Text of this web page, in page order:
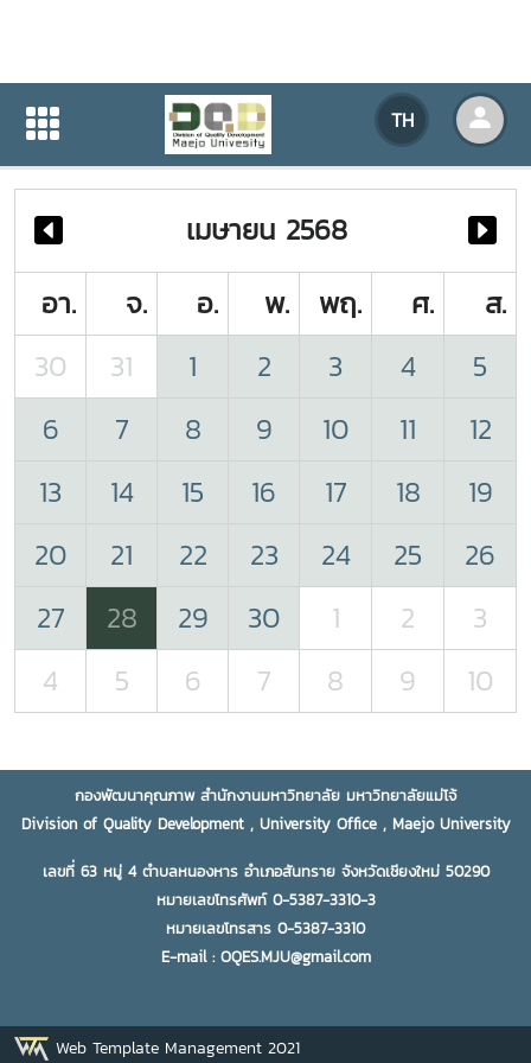
TH
ปฏิทินกิจกรรมของหน่วยงาน
ปฏิทินกิจกรรมของหน่วยงาน
เมษายน 2568
อา.
จ. อ. พ. พฤ. ศ.
ส.
30
31 1 2 3 4
5
6
7 8 9 10 11
12
13
14 15 16 17 18
19
20
21 22 23 24 25
26
27
28 29 30 1 2
3
4
5 6 7 8 9 10
กองพัฒนาคุณภาพ สำนักงานมหาวิทยาลัย มหาวิทยาลัยแม่โจ้
Division of Quality Development , University Office , Maejo University
เลขที่ 63 หมู่ 4 ตำบลหนองหาร อำเภอสันทราย จังหวัดเชียงใหม่ 50290
หมายเลขโทรศัพท์ 0-5387-3310-3
หมายเลขโทรสาร 0-5387-3310
E-mail : OQES.MJU@gmail.com
Web Template Management 2021